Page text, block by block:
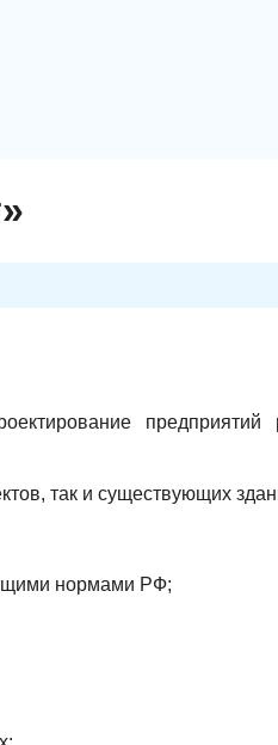
так и существующих
нормами РФ;